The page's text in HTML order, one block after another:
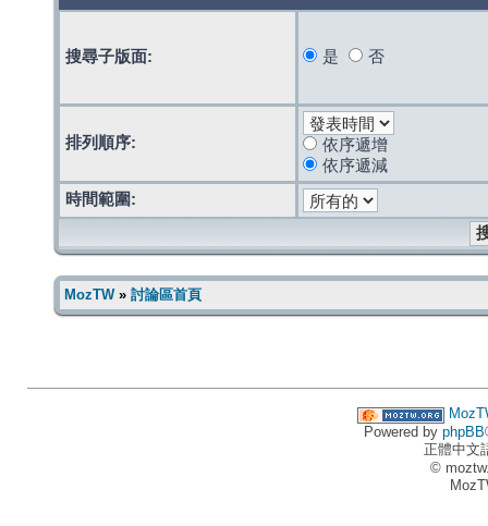
搜尋子版面: 是 否
排列順序:
依序遞增
依序遞減
時間範圍:
MozTW» 討論區首頁
Powered by phpBB
正體中文
©